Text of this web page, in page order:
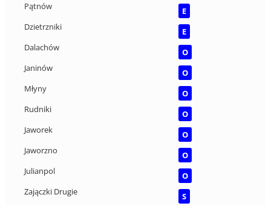
Pątnów
E
Dzietrzniki
E
Dalachów
O
Janinów
O
Młyny
O
Rudniki
O
Jaworek
O
Jaworzno
O
Julianpol
O
Zajączki Drugie
S